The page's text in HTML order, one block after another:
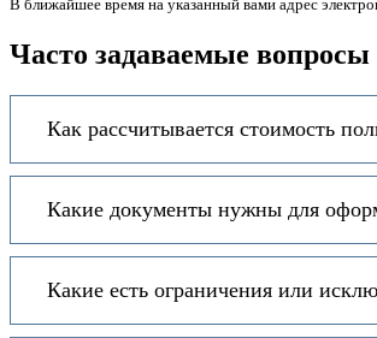
В ближайшее время на указанный вами адрес
Часто задаваемые вопросы
Как рассчитывается стоимость
Какие документы нужны для
Какие есть ограничения или